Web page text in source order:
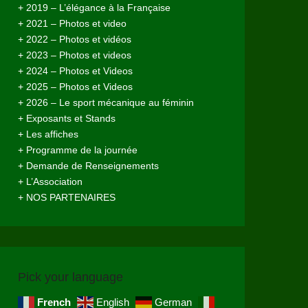
+ 2019 – L’élégance à la Française
+ 2021 – Photos et video
+ 2022 – Photos et vidéos
+ 2023 – Photos et videos
+ 2024 – Photos et Videos
+ 2025 – Photos et Videos
+ 2026 – Le sport mécanique au féminin
+ Exposants et Stands
+ Les affiches
+ Programme de la journée
+ Demande de Renseignements
+ L’Association
+ NOS PARTENAIRES
Pick your language
French English German